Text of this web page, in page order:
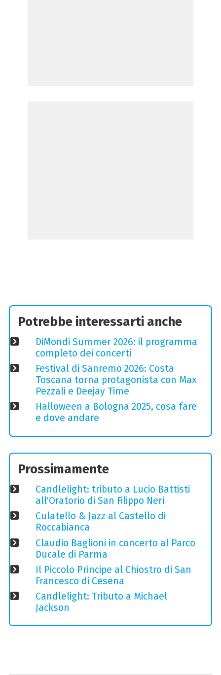
Potrebbe interessarti anche
DiMondi Summer 2026: il programma
completo dei concerti
Festival di Sanremo 2026: Costa
Toscana torna protagonista con Max
Pezzali e Deejay Time
Halloween a Bologna 2025, cosa fare
e dove andare
Prossimamente
Candlelight: tributo a Lucio Battisti
all'Oratorio di San Filippo Neri
Culatello & Jazz al Castello di
Roccabianca
Claudio Baglioni in concerto al Parco
Ducale di Parma
Il Piccolo Principe al Chiostro di San
Francesco di Cesena
Candlelight: Tributo a Michael
Jackson